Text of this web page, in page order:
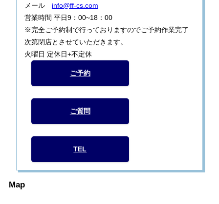
メール info@ff-cs.com
営業時間 平日9：00~18：00
※完全ご予約制で行っておりますのでご予約作業完了
次第閉店とさせていただきます。
火曜日 定休日+不定休
ご予約
ご質問
TEL
Map